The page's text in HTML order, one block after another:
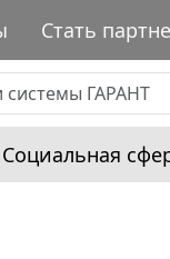
Стать
Социальная